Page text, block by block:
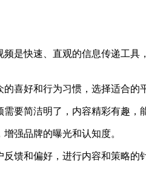
是快速、直观的信息传递工具
好和行为习惯，选择适合的
简洁明了，内容精彩有趣，
强品牌的曝光和认知度。
馈和偏好，进行内容和策略的